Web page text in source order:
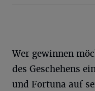
Wer gewinnen
des Geschehens
und Fortuna auf